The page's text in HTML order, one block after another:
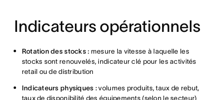
Indicateurs opérationnels
Rotation des stocks : mesure la vitesse à laquelle les
stocks sont renouvelés, indicateur clé pour les activités
retail ou de distribution
Indicateurs physiques :volumes produits, taux de rebut,
taux de disponibilité des équipements (selon le secteur)